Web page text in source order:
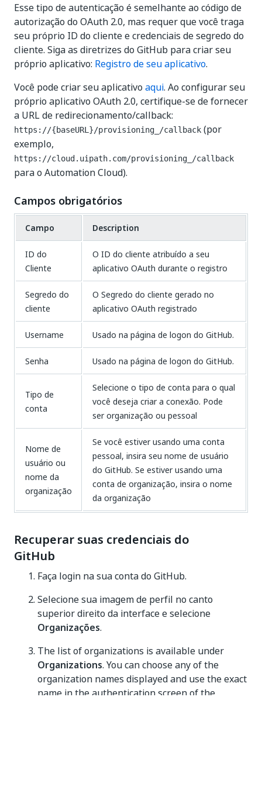
Esse tipo de autenticação é semelhante ao código de
autorização do OAuth 2.0, mas requer que você traga
seu próprio ID do cliente e credenciais de segredo do
cliente. Siga as diretrizes do GitHub para criar seu
próprio aplicativo: Registro de seu aplicativo.
Você pode criar seu aplicativo aqui. Ao configurar seu
próprio aplicativo OAuth 2.0, certifique-se de fornecer
a URL de redirecionamento/callback:
https://{baseURL}/provisioning_/callback (por
exemplo,
https://cloud.uipath.com/provisioning_/callback
para o Automation Cloud).
Campos obrigatórios
Campo Description
ID do
Cliente
O ID do cliente atribuído a seu
aplicativo OAuth durante o registro
Segredo do
cliente
O Segredo do cliente gerado no
aplicativo OAuth registrado
Username Usado na página de logon do GitHub.
Senha Usado na página de logon do GitHub.
Tipo de
conta
Selecione o tipo de conta para o qual
você deseja criar a conexão. Pode
ser organização ou pessoal
Nome de
usuário ou
nome da
organização
Se você estiver usando uma conta
pessoal, insira seu nome de usuário
do GitHub. Se estiver usando uma
conta de organização, insira o nome
da organização
Recuperar suas credenciais do
GitHub
Faça login na sua conta do GitHub.
Selecione sua imagem de perfil no canto
superior direito da interface e selecione
Organizações.
The list of organizations is available under
Organizations. You can choose any of the
organization names displayed and use the exact
name in the authentication screen of the